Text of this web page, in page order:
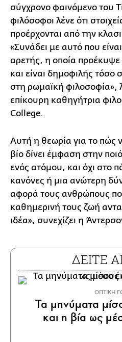
σύγχρονο φαινόμενο του
φιλόσοφοι λένε ότι
προέρχονται από την
«Συνάδει με αυτό που
αρετής, η οποία προέκυψε
και είναι δημοφιλής τόσο
στη ρωμαϊκή φιλοσοφία»,
επίκουρη καθηγήτρια
College.
Αυτή η θεωρία για το πώς
βίο δίνει έμφαση στην
ενός ατόμου, και όχι στο
κανόνες ή μια ανώτερη
αφορά τους ανθρώπους
καθημερινή τους ζωή
ιδέα», συνεχίζει η
ΔΕΙΤΕ
ΟΠΤΙΚΗ
Τα μηνύματα
και η βία ως